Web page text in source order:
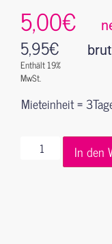
5,00€
5,95€
Enthält 19%
MwSt.
Mieteinheit =
In den